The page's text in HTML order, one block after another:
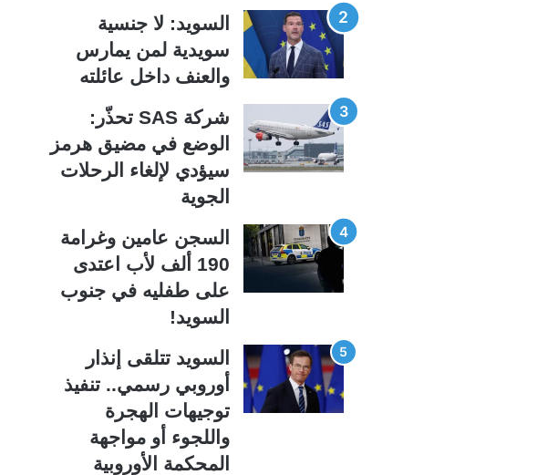
ة
ت
ة
السويد: لا جنسية
سويدية لمن يمارس
والعنف داخل عائلته
شركة SAS تحذّر:
الوضع في مضيق هرمز
سيؤدي لإلغاء الرحلات
الجوية
السجن عامين وغرامة
190 ألف لأب اعتدى
على طفليه في جنوب
السويد!
السويد تتلقى إنذار
أوروبي رسمي.. تنفيذ
توجيهات الهجرة
واللجوء أو مواجهة
المحكمة الأوروبية